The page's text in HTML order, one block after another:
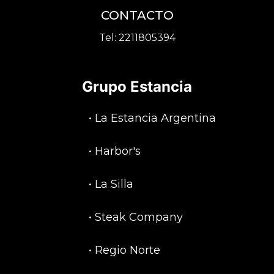
CONTACTO
Tel: 2211805394
Grupo Estancia
• La Estancia Argentina
• Harbor's
• La Silla
• Steak Company
• Regio Norte